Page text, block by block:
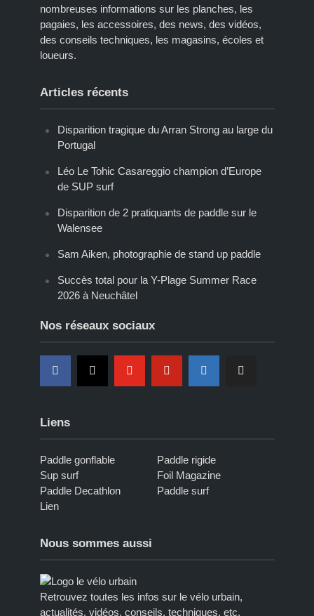
nombreuses informations sur les planches, les
pagaies, les accessoires, des news, des vidéos,
des conseils techniques, les magasins, écoles et
loueurs.
Articles récents
Disparition tragique du Arran Strong au large du
Portugal
Léo Le Tohic Casareggio champion d’Europe
de SUP surf
Disparition de 2 pratiquants de paddle sur le
Walensee
Sam Aiken, photographie de stand up paddle
Succès total pour la Y-Plage Summer Race
2026 à Neuchâtel
Nos réseaux sociaux
Liens
Paddle gonflable
Paddle rigide
Sup surf
Foil Magazine
Paddle Decathlon
Paddle surf
Lien
Nous sommes aussi
Retrouvez toutes les infos sur le vélo urbain,
actualités, vidéos, conseils, techniques, etc.